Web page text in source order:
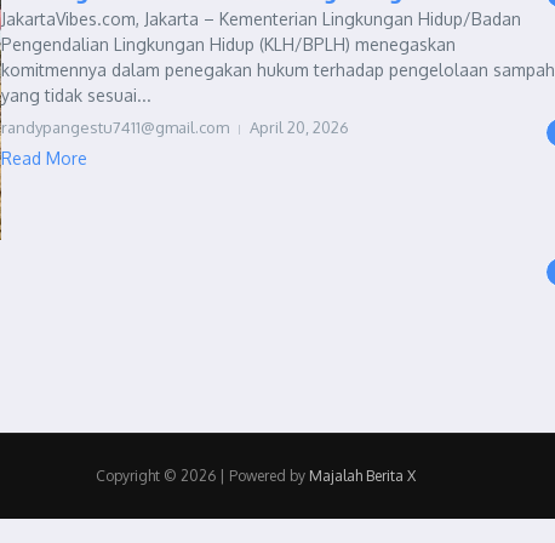
JakartaVibes.com, Jakarta – Kementerian Lingkungan Hidup/Badan
Pengendalian Lingkungan Hidup (KLH/BPLH) menegaskan
komitmennya dalam penegakan hukum terhadap pengelolaan sampah
yang tidak sesuai...
randypangestu7411@gmail.com April 20, 2026
Read More
Copyright © 2026 | Powered by Majalah Berita X